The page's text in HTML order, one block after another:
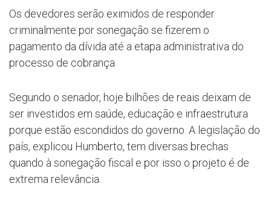
Os devedores serão eximidos de responder
criminalmente por sonegação se fizerem o
pagamento da dívida até a etapa administrativa do
processo de cobrança.
Segundo o senador, hoje bilhões de reais deixam de
ser investidos em saúde, educação e infraestrutura
porque estão escondidos do governo. A legislação do
país, explicou Humberto, tem diversas brechas
quando à sonegação fiscal e por isso o projeto é de
extrema relevância.